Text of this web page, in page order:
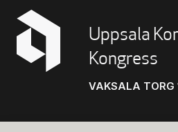
Uppsala
Kongress
VAKSALA TORG